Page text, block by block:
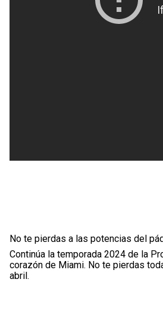
No te pierdas a las potencias del
Continúa la temporada 2024 de la
corazón de Miami. No te pierdas
abril.